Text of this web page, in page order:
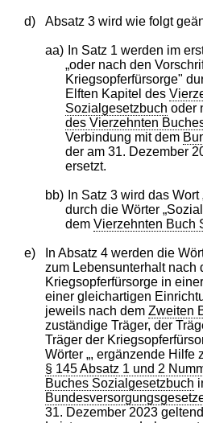
d) Absatz 3 wird wie folgt
aa)
In Satz 1 werden im
„oder nach den
Kriegsopferfürsorge"
Elften Kapitel des
Sozialgesetzbuch oder
des Vierzehnten
Verbindung mit dem
der am 31. Dezember
ersetzt.
bb)
In Satz 3 wird das
durch die Wörter
demVierzehnten Buch
e)
In Absatz 4 werden die
zum Lebensunterhalt nach
Kriegsopferfürsorge in
einer gleichartigen
jeweils nach dem Zweiten
zuständige Träger, der
Träger der
Wörter „, ergänzende Hilfe
§ 145 Absatz 1 und 2
Buches Sozialgesetzbuch
31. Dezember 2023